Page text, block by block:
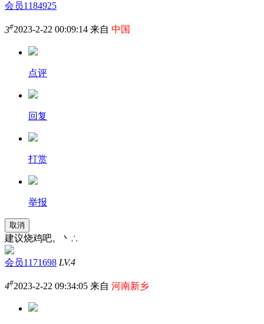
会员1184925
3#2023-2-22 00:09:14 来自 中国
点评
回复
打赏
举报
取消
建议烧鸡吧。丶∴
会员1171698 LV.4
4#2023-2-22 09:34:05 来自 河南新乡